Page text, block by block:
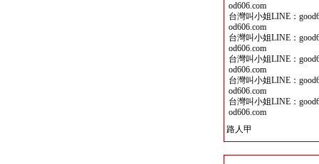
od606.com
台灣叫小姐LINE：
od606.com
台灣叫小姐LINE：
od606.com
台灣叫小姐LINE：
od606.com
台灣叫小姐LINE：
od606.com
台灣叫小姐LINE：
od606.com
路人甲